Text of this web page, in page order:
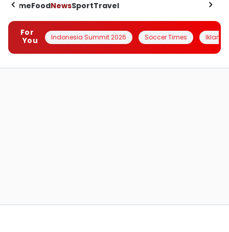
HomeFoodNewsSportTravel
For
You
Indonesia Summit 2026 Soccer Times Iklanin